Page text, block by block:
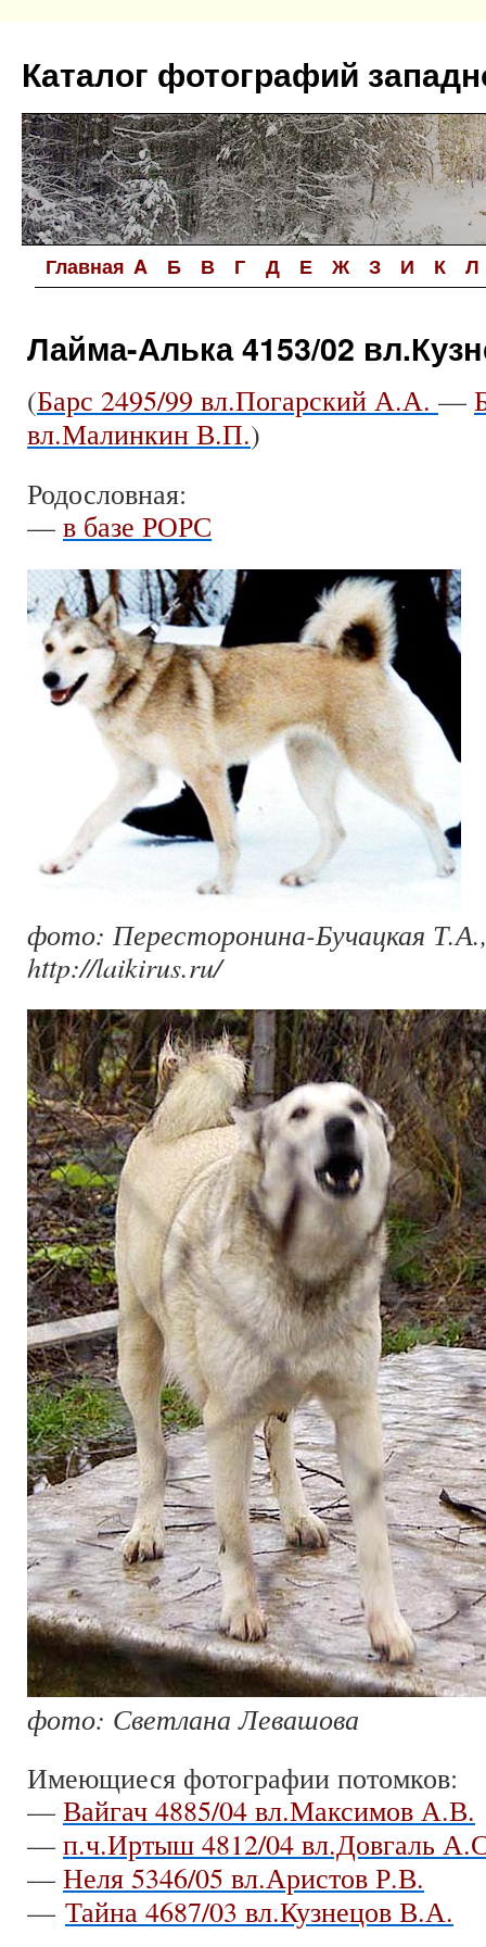
содержимому
Каталог фотографий
Главная A Б В Г Д Е Ж З И К Л
Лайма-Алька 4153/02
(Барс 2495/99 вл.Погарский А.А. —
вл.Малинкин В.П.)
Родословная:
— в базе РОРС
фото: Пересторонина-Бучацкая
http://laikirus.ru/
фото: Светлана Левашова
Имеющиеся фотографии потомков:
— Вайгач 4885/04 вл.Максимов А.В.
— п.ч.Иртыш 4812/04 вл.Довгаль
— Неля 5346/05 вл.Аристов Р.В.
— Тайна 4687/03 вл.Кузнецов В.А.